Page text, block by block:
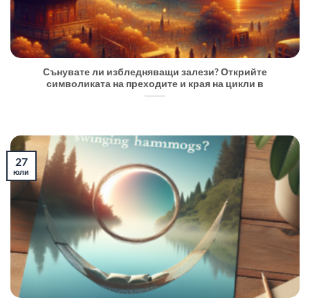
Сънувате ли избледняващи залези? Открийте
символиката на преходите и края на цикли в
27
юли